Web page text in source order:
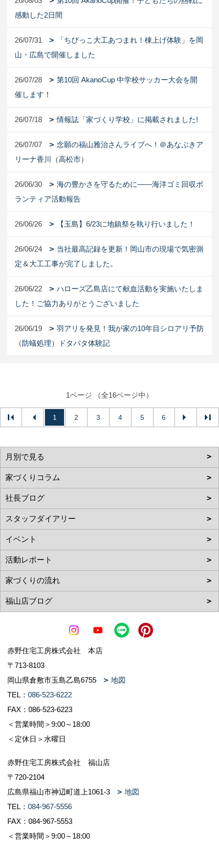
感動した2日間
26/07/31
「ちびっこ大工あつまれ！棟上げ体験」を岡
山・広島で開催しました
26/07/28
第10回 AkanoCup 中学校サッカー大会を開
催します！
26/07/18 情報誌「家づくり学校」に掲載されました!
26/07/07
念願の福山雅治さんライブへ！＠あなぶきア
リーナ香川（高松市）
26/06/30
海の豊かさを守るために――海洋ゴミ回収ボ
ランティア活動報告
26/06/26 【玉島】6/23に地鎮祭を執り行いました！
26/06/24
当社最高記録を更新！岡山市の現場で気密測
定＆大工工事が完了しました。
26/06/22
ハローズ乙島店にて献血活動を実施いたしま
した！ご協力ありがとうございました
26/06/19
羽アリを発見！我が家の10年目シロアリ予防
（防蟻処理）ドタバタ体験記
1ページ （全16ページ中）
1 2 3 4 5 6
赤野住宅工房株式会社 本店
〒713-8103
岡山県倉敷市玉島乙島6755
地図
TEL： 086-523-6222
FAX：086-523-6223
＜営業時間＞9:00～18:00
＜定休日＞水曜日
赤野住宅工房株式会社 福山店
〒720-2104
広島県福山市神辺町道上1061-3
地図
TEL： 084-967-5556
FAX：084-967-5553
＜営業時間＞9:00～18:00